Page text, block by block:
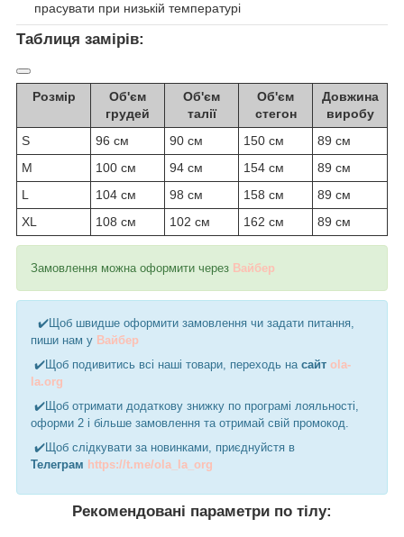
прасувати при низькій температурі
Таблиця замірів:
Розмір
Об'єм
грудей
Об'єм
талії
Об'єм
стегон
Довжина
виробу
S
96 см 90 см 150 см
89 см
M
100 см 94 см 154 см
89 см
L
104 см 98 см 158 см
89 см
XL
108 см 102 см 162 см 89 см
Замовлення можна оформити через Вайбер
✔️Щоб швидше оформити замовлення чи задати питання,
пиши нам у Вайбер
✔️Щоб подивитись всі наші товари, переходь насайт ola-
la.org
✔️Щоб отримати додаткову знижку по програмі лояльності,
оформи 2 і більше замовлення та отримай свій промокод.
✔️Щоб слідкувати за новинками, приєднуйстя в
Телеграм https://t.me/ola_la_org
Рекомендовані параметри по тілу: